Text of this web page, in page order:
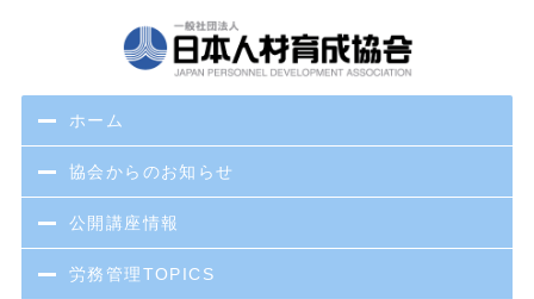
ホーム
協会からのお知らせ
公開講座情報
労務管理TOPICS